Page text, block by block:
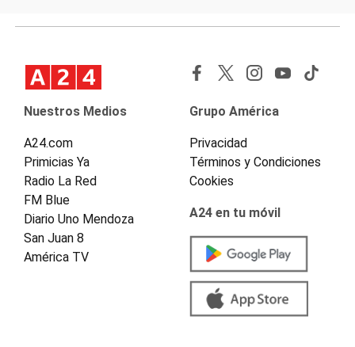
Nuestros Medios
A24.com
Primicias Ya
Radio La Red
FM Blue
Diario Uno Mendoza
San Juan 8
América TV
Grupo América
Privacidad
Términos y Condiciones
Cookies
A24 en tu móvil